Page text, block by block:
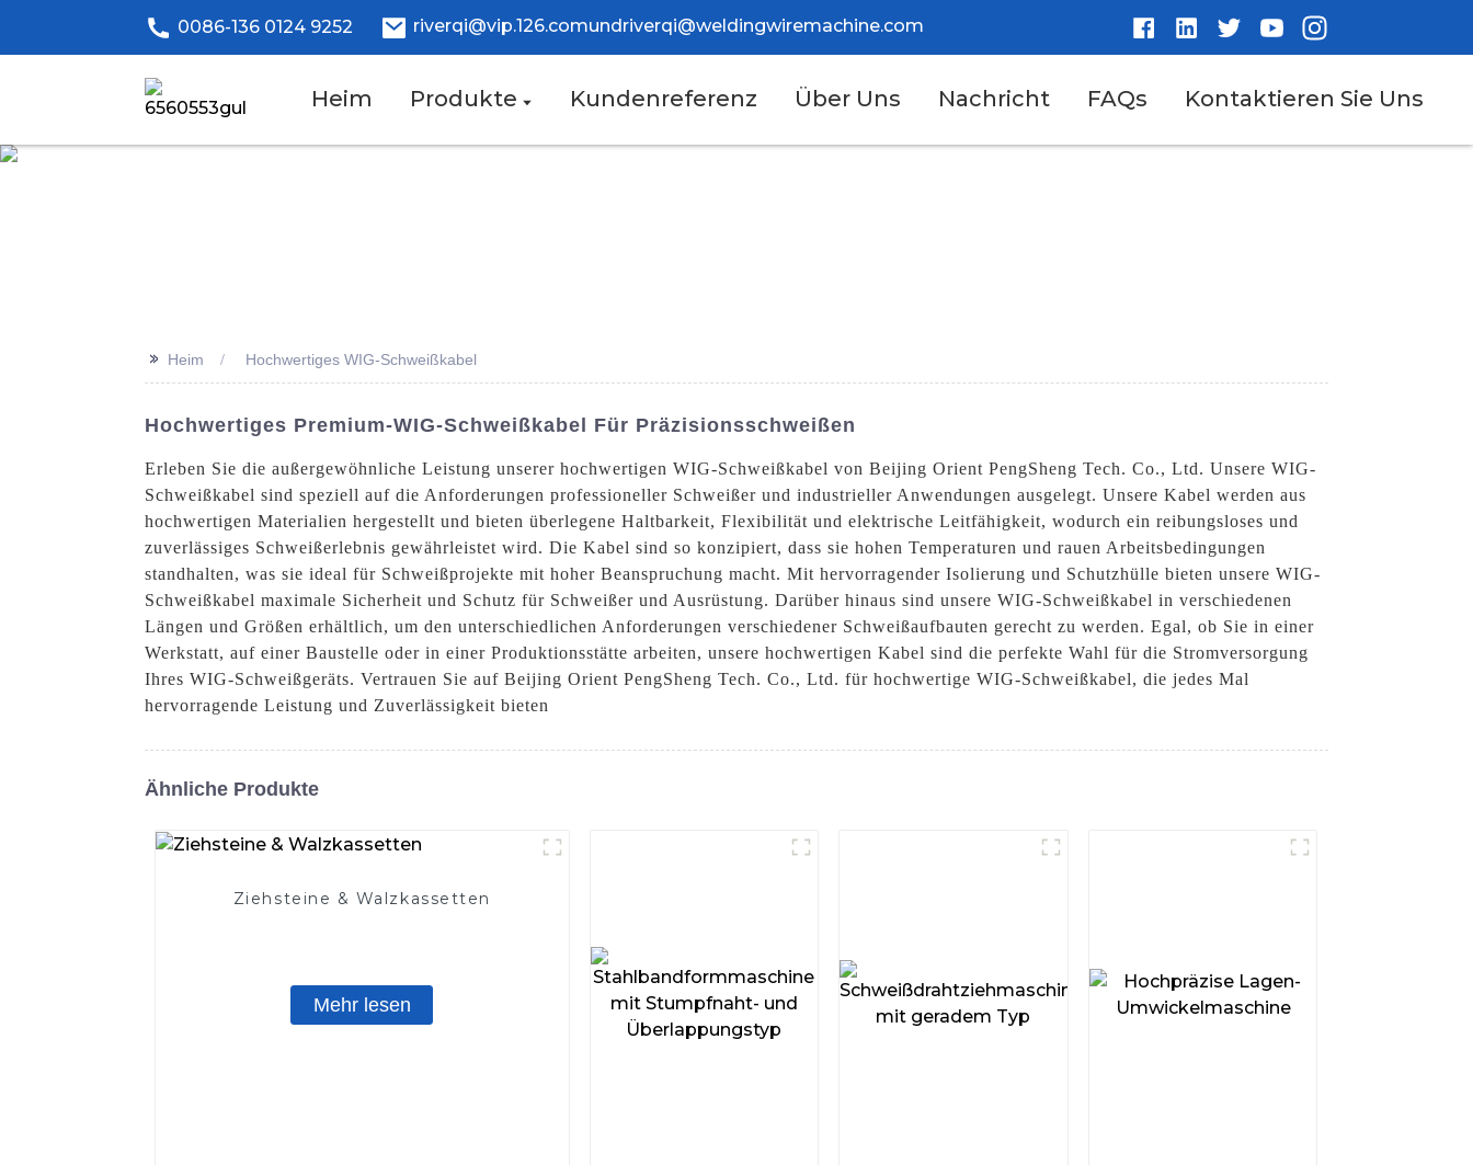
0086-136 0124 9252 riverqi@vip.126.comund riverqi@weldingwiremachine.com
Heim Produkte Kundenreferenz Über Uns Nachricht FAQs Kontaktieren Sie Uns
>> Heim Hochwertiges WIG-Schweißkabel
Hochwertiges Premium-WIG-Schweißkabel Für Präzisionsschweißen
Erleben Sie die außergewöhnliche Leistung unserer hochwertigen WIG-Schweißkabel von Beijing Orient PengSheng Tech. Co., Ltd. Unsere WIG-
Schweißkabel sind speziell auf die Anforderungen professioneller Schweißer und industrieller Anwendungen ausgelegt. Unsere Kabel werden aus
hochwertigen Materialien hergestellt und bieten überlegene Haltbarkeit, Flexibilität und elektrische Leitfähigkeit, wodurch ein reibungsloses und
zuverlässiges Schweißerlebnis gewährleistet wird. Die Kabel sind so konzipiert, dass sie hohen Temperaturen und rauen Arbeitsbedingungen
standhalten, was sie ideal für Schweißprojekte mit hoher Beanspruchung macht. Mit hervorragender Isolierung und Schutzhülle bieten unsere WIG-
Schweißkabel maximale Sicherheit und Schutz für Schweißer und Ausrüstung. Darüber hinaus sind unsere WIG-Schweißkabel in verschiedenen
Längen und Größen erhältlich, um den unterschiedlichen Anforderungen verschiedener Schweißaufbauten gerecht zu werden. Egal, ob Sie in einer
Werkstatt, auf einer Baustelle oder in einer Produktionsstätte arbeiten, unsere hochwertigen Kabel sind die perfekte Wahl für die Stromversorgung
Ihres WIG-Schweißgeräts. Vertrauen Sie auf Beijing Orient PengSheng Tech. Co., Ltd. für hochwertige WIG-Schweißkabel, die jedes Mal
hervorragende Leistung und Zuverlässigkeit bieten
Ähnliche Produkte
Ziehsteine ​​& Walzkassetten
Mehr lesen